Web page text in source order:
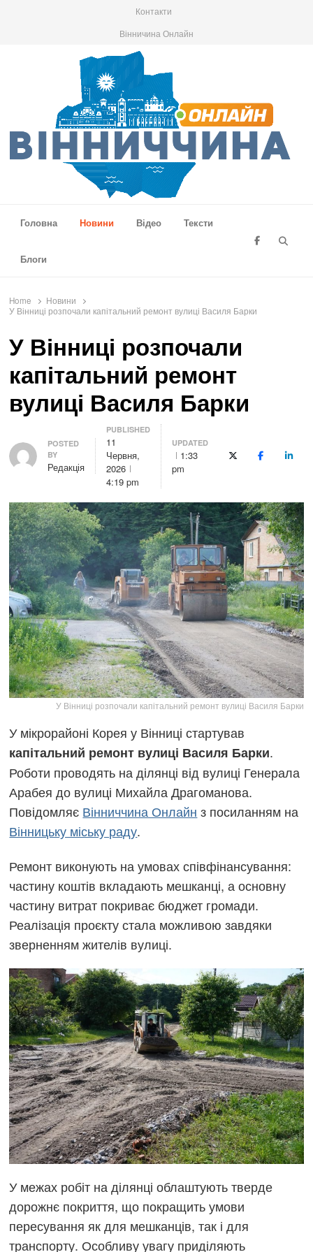
Контакти
Вінничина Онлайн
Головна
Новини Відео Тексти
Блоги
Home
Новини
У Вінниці розпочали капітальний ремонт вулиці Василя Барки
У Вінниці розпочали
капітальний ремонт
вулиці Василя Барки
Author
POSTED
BY
Редакція
PUBLISHED
11
Червня,
2026
4:19 pm
UPDATED
1:33
pm
X (Twitter)Facebook
У Вінниці розпочали капітальний ремонт вулиці Василя Барки
У мікрорайоні Корея у Вінниці стартував
капітальний ремонт вулиці Василя Барки.
Роботи проводять на ділянці від вулиці Генерала
Арабея до вулиці Михайла Драгоманова.
Повідомляє Вінниччина Онлайн з посиланням на
Вінницьку міську раду.
Ремонт виконують на умовах співфінансування:
частину коштів вкладають мешканці, а основну
частину витрат покриває бюджет громади.
Реалізація проєкту стала можливою завдяки
зверненням жителів вулиці.
У межах робіт на ділянці облаштують тверде
дорожнє покриття, що покращить умови
пересування як для мешканців, так і для
транспорту. Особливу увагу приділяють